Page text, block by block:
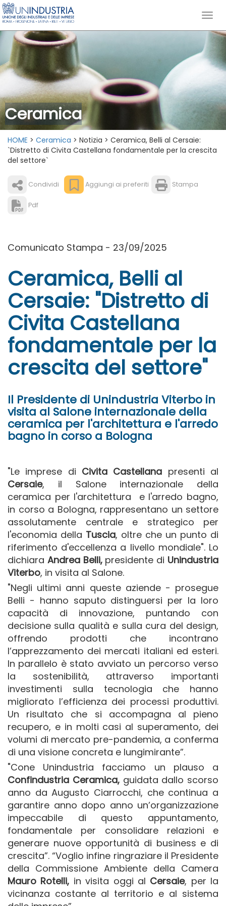
Ceramica
HOME > Ceramica > Notizia > Ceramica, Belli al Cersaie:
`Distretto di Civita Castellana fondamentale per la crescita
del settore`
Condividi Aggiungi ai preferiti Stampa
Pdf
Comunicato Stampa - 23/09/2025
Ceramica, Belli al
Cersaie: "Distretto di
Civita Castellana
fondamentale per la
crescita del settore"
Il Presidente di Unindustria Viterbo in
visita al Salone internazionale della
ceramica per l'architettura e l'arredo
bagno in corso a Bologna
"Le imprese di Civita Castellana presenti al
Cersaie, il Salone internazionale della
ceramica per l'architettura e l'arredo bagno,
in corso a Bologna, rappresentano un settore
assolutamente centrale e strategico per
l'economia della Tuscia, oltre che un punto di
riferimento d'eccellenza a livello mondiale". Lo
dichiara Andrea Belli, presidente di Unindustria
Viterbo, in visita al Salone.
"Negli ultimi anni queste aziende - prosegue
Belli - hanno saputo distinguersi per la loro
capacità di innovazione, puntando con
decisione sulla qualità e sulla cura del design,
offrendo prodotti che incontrano
l’apprezzamento dei mercati italiani ed esteri.
In parallelo è stato avviato un percorso verso
la sostenibilità, attraverso importanti
investimenti sulla tecnologia che hanno
migliorato l’efficienza dei processi produttivi.
Un risultato che si accompagna al pieno
recupero, e in molti casi al superamento, dei
volumi di mercato pre-pandemia, a conferma
di una visione concreta e lungimirante”.
"Cone Unindustria facciamo un plauso a
Confindustria Ceramica,guidata dallo scorso
anno da Augusto Ciarrocchi, che continua a
garantire anno dopo anno un’organizzazione
impeccabile di questo appuntamento,
fondamentale per consolidare relazioni e
generare nuove opportunità di business e di
crescita”. “Voglio infine ringraziare il Presidente
della Commissione Ambiente della Camera
Mauro Rotelli, in visita oggi al Cersaie, per la
vicinanza costante al territorio e al sistema